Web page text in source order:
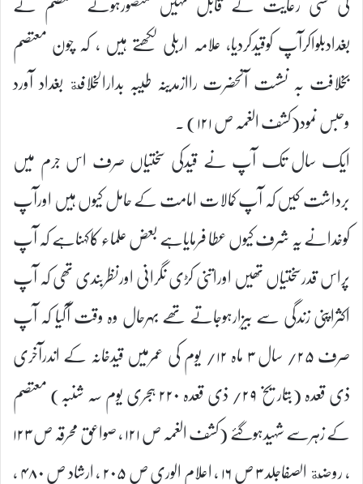
بغدادبلواکرآپ کوقیدکردیا، علامہ اربلی لکھتے ہیں ، کہ چون معتصم
بخلافت بہ نشست آنحضرت راازمدینہ طیبہ بدارالخلافة بغداد آورد
وحبس نمود(کشف الغمہ ص ۱۲۱) ۔
ایک سال تک آپ نے قیدکی سختیاں صرف اس جرم میں
برداشت کیں کہ آپ کمالات امامت کے حامل کیوں ہیں اورآپ
کوخدانے یہ شرف کیوں عطا فرمایاہے بعض علماء کاکہناہے کہ آپ
پراس قدرسختیاں تھیں اوراتنی کڑی نگرانی اورنظربندی تھی کہ آپ
اکثراپنی زندگی سے بیزارہوجاتے تھے بہرحال وہ وقت آگیا کہ آپ
صرف ۲۵/ سال ۳ ماہ ۱۲/ یوم کی عمرمیں قیدخانہ کے اندرآخری
ذی قعدہ (بتاریخ ۲۹/ ذی قعدہ ۲۲۰ ہجری یوم سہ شنبہ) معتصم
کے زہرسے شہیدہوگئے (کشف الغمہ ص ۱۲۱ ، صواعق محرقہ ص ۱۲۳
، روضة الصفاجلد ۳ ص ۱۶ ، اعلام الوری ص ۲۰۵ ، ارشاد ص ۴۸۰ ،